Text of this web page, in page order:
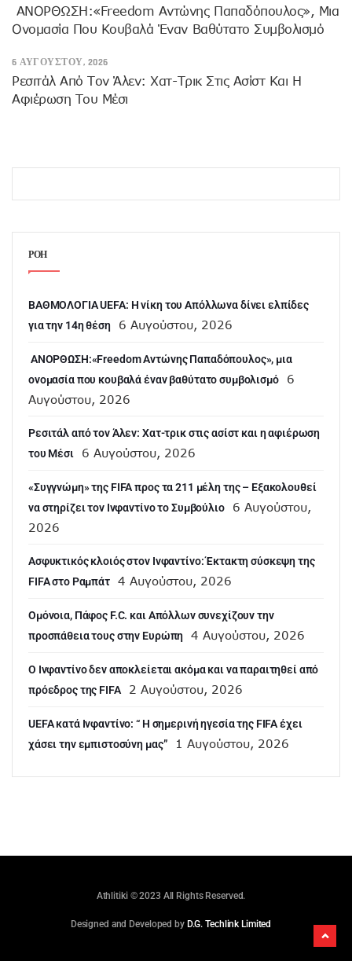
ANOΡΘΩΣΗ:«Freedom Αντώνης Παπαδόπουλος», Μια
Ονομασία Που Κουβαλά Έναν Βαθύτατο Συμβολισμό
6 ΑΥΓΟΎΣΤΟΥ, 2026
Ρεσιτάλ Από Τον Άλεν: Χατ-Τρικ Στις Ασίστ Και Η
Αφιέρωση Του Μέσι
ΡΟΗ
ΒΑΘΜΟΛΟΓΙΑ UEFA: Η νίκη του Απόλλωνα δίνει ελπίδες
για την 14η θέση
6 Αυγούστου, 2026
ANOΡΘΩΣΗ:«Freedom Αντώνης Παπαδόπουλος», μια
ονομασία που κουβαλά έναν βαθύτατο συμβολισμό
6
Αυγούστου, 2026
Ρεσιτάλ από τον Άλεν: Χατ-τρικ στις ασίστ και η αφιέρωση
του Μέσι
6 Αυγούστου, 2026
«Συγγνώμη» της FIFA προς τα 211 μέλη της – Εξακολουθεί
να στηρίζει τον Ινφαντίνο το Συμβούλιο
6 Αυγούστου,
2026
Ασφυκτικός κλοιός στον Ινφαντίνο: Έκτακτη σύσκεψη της
FIFA στο Ραμπάτ
4 Αυγούστου, 2026
Ομόνοια, Πάφος F.C. και Απόλλων συνεχίζουν την
προσπάθεια τους στην Ευρώπη
4 Αυγούστου, 2026
Ο Ινφαντίνο δεν αποκλείεται ακόμα και να παραιτηθεί από
πρόεδρος της FIFA
2 Αυγούστου, 2026
UEFA κατά Ινφαντίνο: “ H σημερινή ηγεσία της FIFA έχει
χάσει την εμπιστοσύνη μας”
1 Αυγούστου, 2026
Athlitiki © 2023 All Rights Reserved.
Designed and Developed by D.G. Techlink Limited